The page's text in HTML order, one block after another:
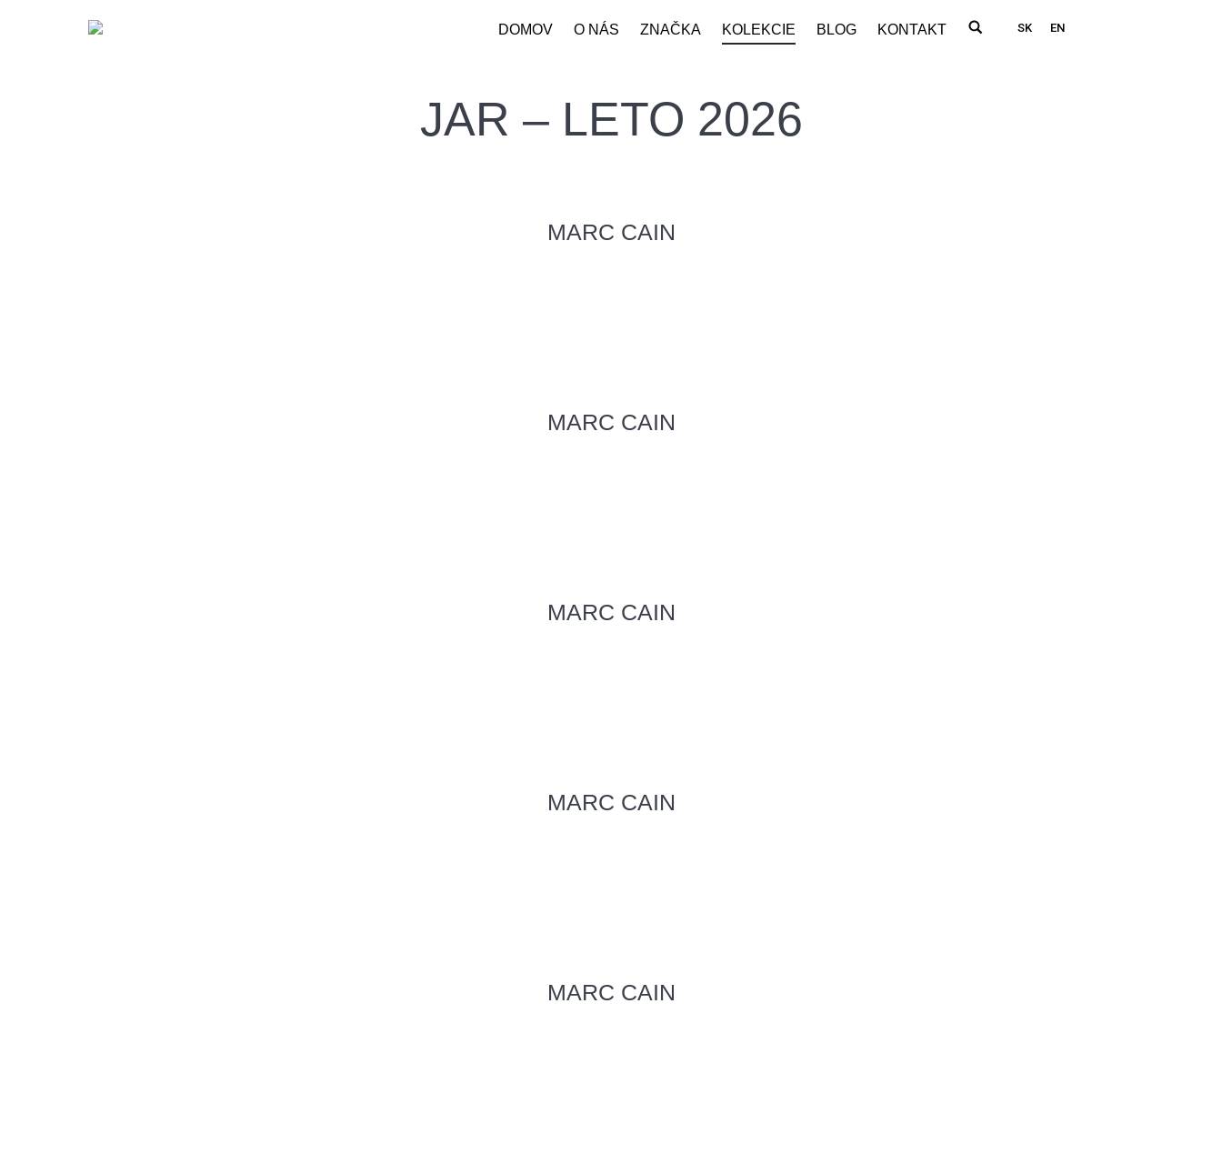
DOMOV O NÁS ZNAČKA KOLEKCIE BLOG KONTAKT SK EN
JAR – LETO 2026
MARC CAIN
MARC CAIN
MARC CAIN
MARC CAIN
MARC CAIN